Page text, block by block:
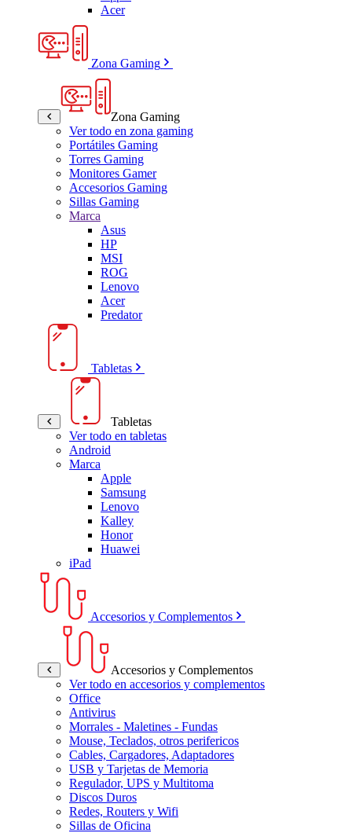
Acer
Zona Gaming
Zona Gaming
Ver todo en zona gaming
Portátiles Gaming
Torres Gaming
Monitores Gamer
Accesorios Gaming
Sillas Gaming
Marca
Asus
HP
MSI
ROG
Lenovo
Acer
Predator
Tabletas
Tabletas
Ver todo en tabletas
Android
Marca
Apple
Samsung
Lenovo
Kalley
Honor
Huawei
iPad
Accesorios y Complementos
Accesorios y Complementos
Ver todo en accesorios y complementos
Office
Antivirus
Morrales - Maletines - Fundas
Mouse, Teclados, otros perifericos
Cables, Cargadores, Adaptadores
USB y Tarjetas de Memoria
Regulador, UPS y Multitoma
Discos Duros
Redes, Routers y Wifi
Sillas de Oficina